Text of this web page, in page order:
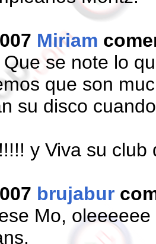
Miriam
se note lo
que son
su disco
y Viva su club
brujabur
Mo,